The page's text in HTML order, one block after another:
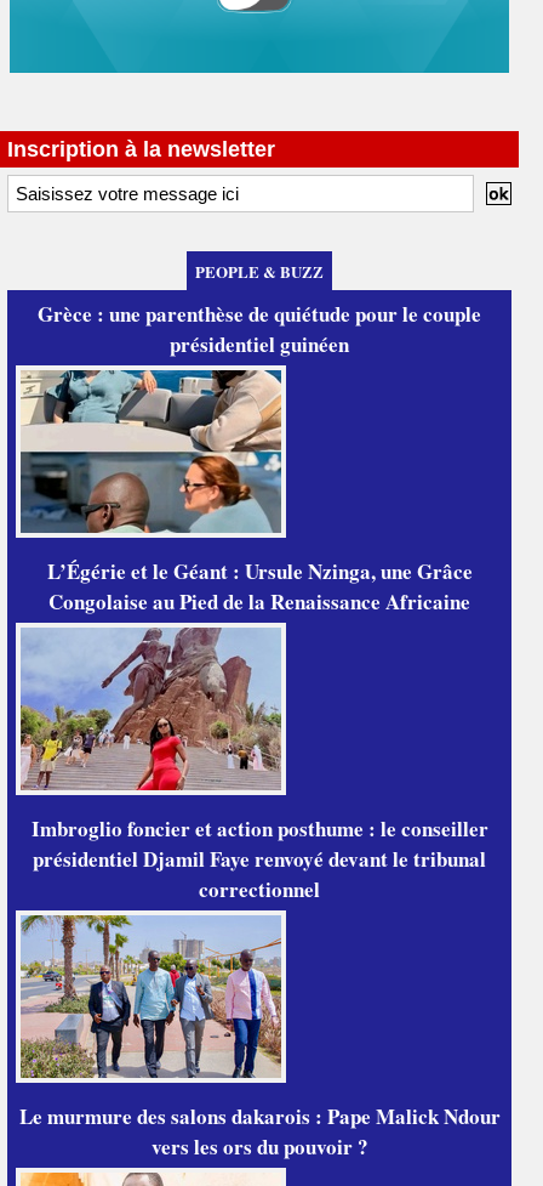
Inscription à la newsletter
PEOPLE & BUZZ
Grèce : une parenthèse de quiétude pour le couple
présidentiel guinéen
L’Égérie et le Géant : Ursule Nzinga, une Grâce
Congolaise au Pied de la Renaissance Africaine
Imbroglio foncier et action posthume : le conseiller
présidentiel Djamil Faye renvoyé devant le tribunal
correctionnel
Le murmure des salons dakarois : Pape Malick Ndour
vers les ors du pouvoir ?